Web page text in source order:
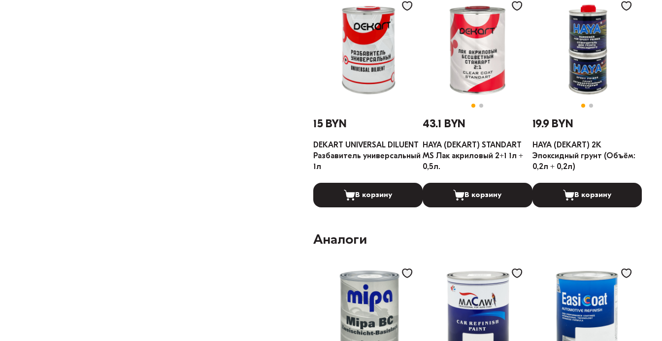
15 BYN
DEKART UNIVERSAL DILUENT
Разбавитель универсальный
1л
В корзину
43.1 BYN
HAYA (DEKART) STANDART
MS Лак акриловый 2+1 1л +
0,5л.
В корзину
19.9 BYN
HAYA (DEKART) 2K
Эпоксидный грунт (Объём:
0,2л + 0,2л)
В корзину
Аналоги